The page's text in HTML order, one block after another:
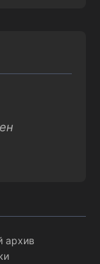
архив